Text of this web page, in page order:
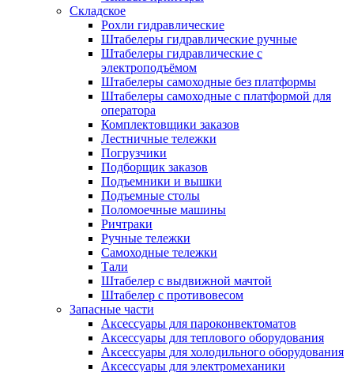
Складское
Рохли гидравлические
Штабелеры гидравлические ручные
Штабелеры гидравлические с
электроподъёмом
Штабелеры самоходные без платформы
Штабелеры самоходные с платформой для
оператора
Комплектовщики заказов
Лестничные тележки
Погрузчики
Подборщик заказов
Подъемники и вышки
Подъемные столы
Поломоечные машины
Ричтраки
Ручные тележки
Самоходные тележки
Тали
Штабелер с выдвижной мачтой
Штабелер с противовесом
Запасные части
Аксессуары для пароконвектоматов
Аксессуары для теплового оборудования
Аксессуары для холодильного оборудования
Аксессуары для электромеханики